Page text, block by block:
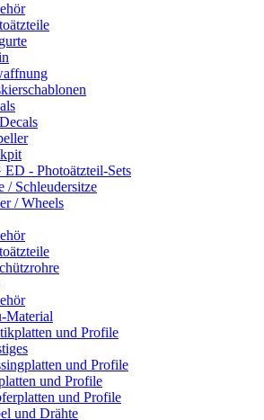
- Photoätzteil-Sets
/ Schleudersitze
/ Wheels
Material
und Profile
und Profile
und Profile
und Profile
und Drähte